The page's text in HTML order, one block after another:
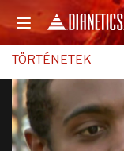
TÖRTÉNETEK